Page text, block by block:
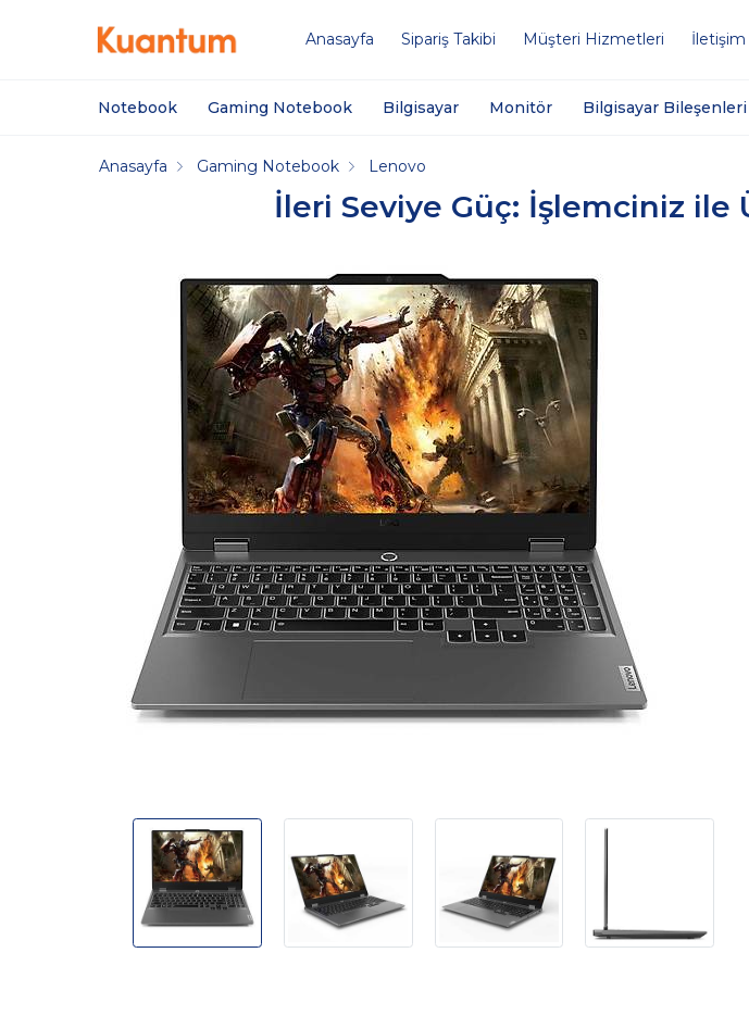
Anasayfa Sipariş Takibi Müşteri Hizmetleri İletişim
Notebook Gaming Notebook Bilgisayar Monitör Bilgisayar Bileşenleri
İleri Seviye Güç: İşlemciniz ile
Anasayfa Gaming Notebook Lenovo